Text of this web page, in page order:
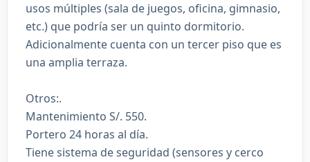
usos múltiples (sala de juegos, oficina, gimnasio,
etc.) que podría ser un quinto dormitorio.
Adicionalmente cuenta con un tercer piso que es
una amplia terraza.
Otros:.
Mantenimiento S/. 550.
Portero 24 horas al día.
Tiene sistema de seguridad (sensores y cerco